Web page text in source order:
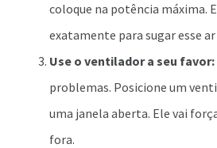
coloque na potência máxima.
exatamente para sugar esse
Use o ventilador a seu favor:
problemas. Posicione um
uma janela aberta. Ele vai
fora.